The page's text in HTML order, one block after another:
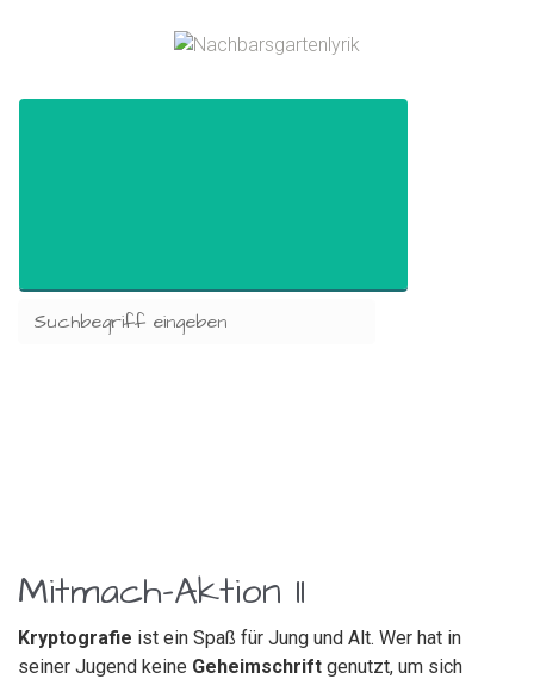
Mitmach-Aktion II
Kryptografie ist ein Spaß für Jung und Alt. Wer hat in
seiner Jugend keine Geheimschrift genutzt, um sich